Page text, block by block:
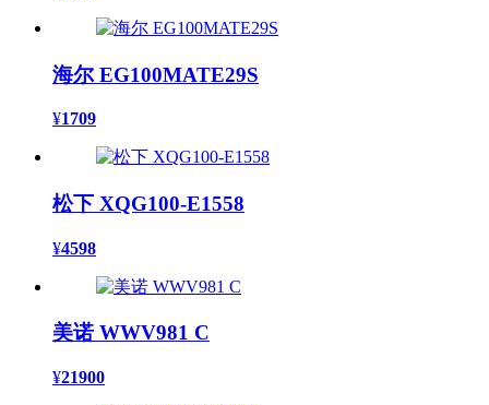
海尔 EG100MATE29S
¥1709
松下 XQG100-E1558
¥4598
美诺 WWV981 C
¥21900